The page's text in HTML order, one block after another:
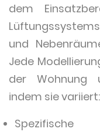
dem
und
Jede
der Wohnung
indem sie variiert:
Spezifische